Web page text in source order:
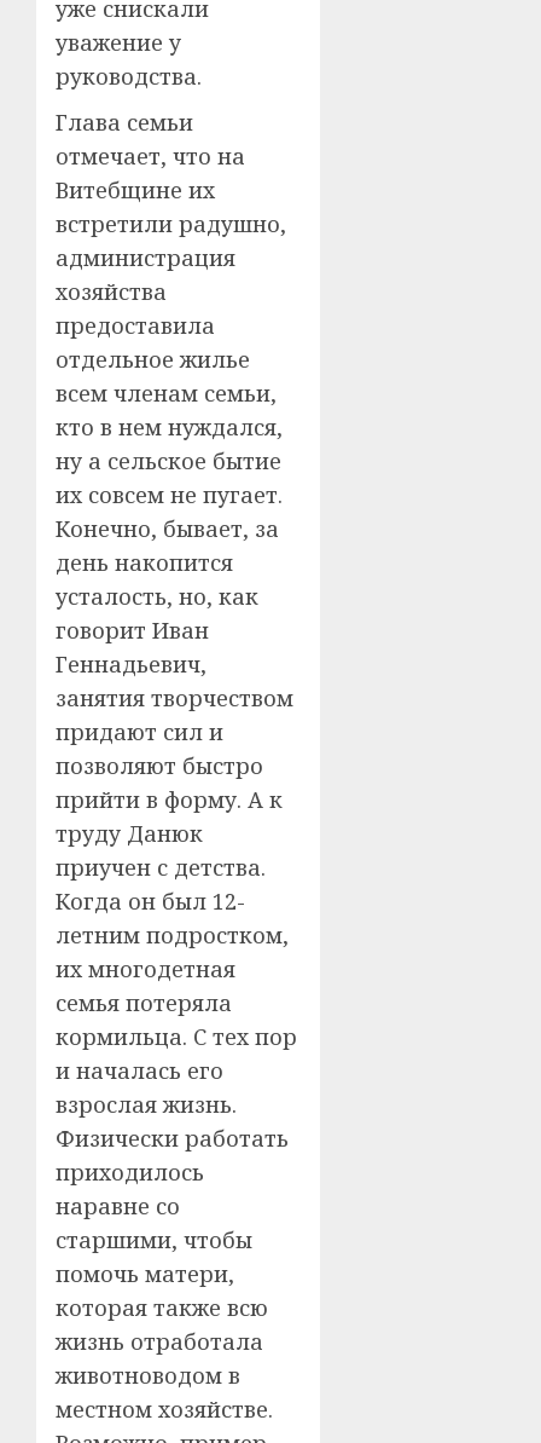
уже снискали
уважение у
руководства.
Глава семьи
отмечает, что на
Витебщине их
встретили радушно,
администрация
хозяйства
предоставила
отдельное жилье
всем членам семьи,
кто в нем нуждался,
ну а сельское бытие
их совсем не пугает.
Конечно, бывает, за
день накопится
усталость, но, как
говорит Иван
Геннадьевич,
занятия творчеством
придают сил и
позволяют быстро
прийти в форму. А к
труду Данюк
приучен с детства.
Когда он был 12-
летним подростком,
их многодетная
семья потеряла
кормильца. С тех пор
и началась его
взрослая жизнь.
Физически работать
приходилось
наравне со
старшими, чтобы
помочь матери,
которая также всю
жизнь отработала
животноводом в
местном хозяйстве.